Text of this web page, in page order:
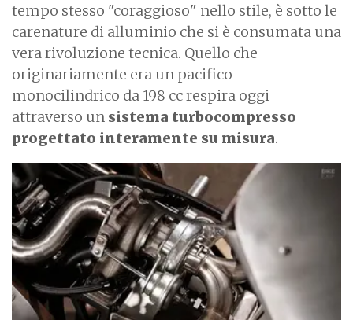
tempo stesso "coraggioso" nello stile, è sotto le
carenature di alluminio che si è consumata una
vera rivoluzione tecnica. Quello che
originariamente era un pacifico
monocilindrico da 198 cc respira oggi
attraverso un sistema turbocompresso
progettato interamente su misura.
I
m
a
g
e